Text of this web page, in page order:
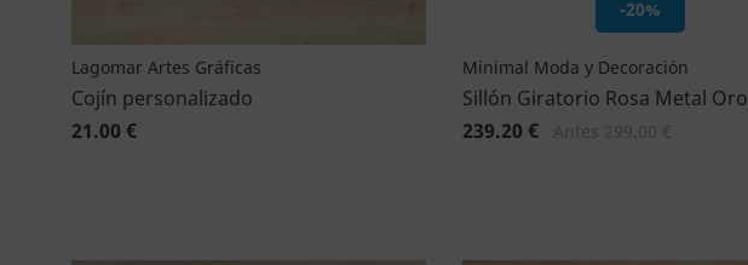
Lagomar Artes Gráficas
Cojín personalizado
21.00 €
-20%
Minimal Moda y Decoración
Sillón Giratorio Rosa Metal Oro
239.20 €